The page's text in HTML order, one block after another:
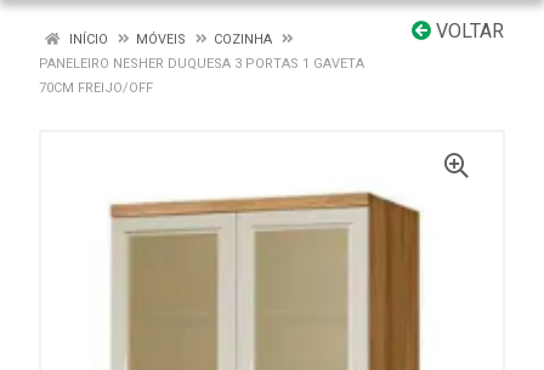
VOLTAR
INÍCIO MÓVEIS
COZINHA
PANELEIRO NESHER DUQUESA 3 PORTAS 1 GAVETA
70CM FREIJO/OFF